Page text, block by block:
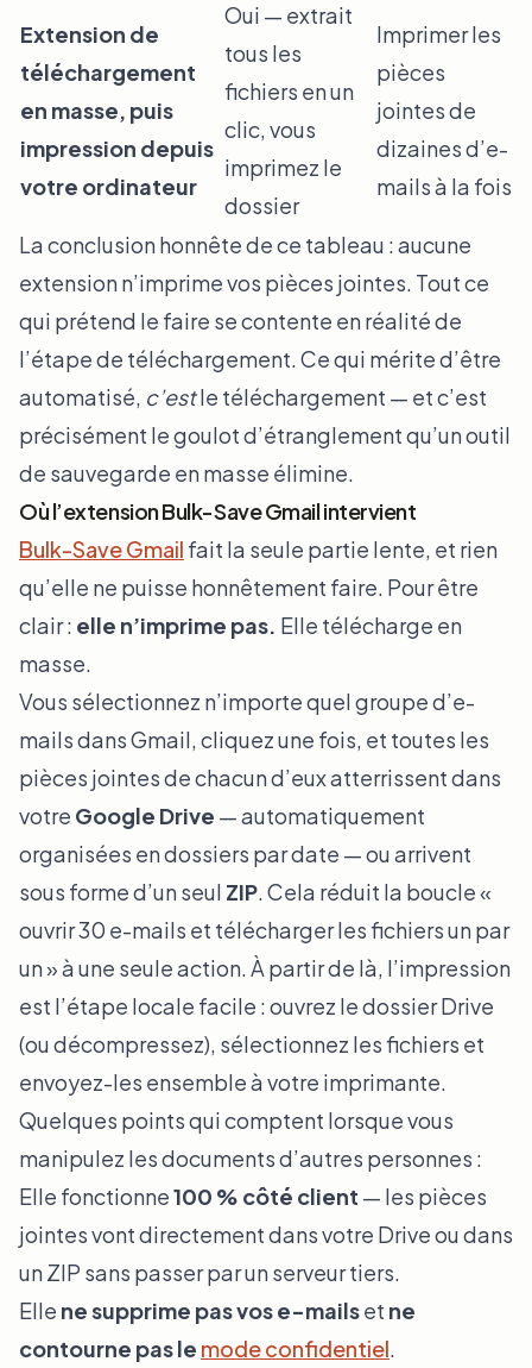
Extension de
téléchargement
en masse, puis
impression depuis
votre ordinateur
Oui — extrait
tous les
fichiers en un
clic, vous
imprimez le
dossier
Imprimer les
pièces
jointes de
dizaines d’e-
mails à la fois
La conclusion honnête de ce tableau : aucune
extension n’imprime vos pièces jointes. Tout ce
qui prétend le faire se contente en réalité de
l’étape de téléchargement. Ce qui mérite d’être
automatisé, c’estle téléchargement — et c’est
précisément le goulot d’étranglement qu’un outil
de sauvegarde en masse élimine.
Où l’extension Bulk-Save Gmail intervient
Bulk-Save Gmail fait la seule partie lente, et rien
qu’elle ne puisse honnêtement faire. Pour être
clair : elle n’imprime pas. Elle télécharge en
masse.
Vous sélectionnez n’importe quel groupe d’e-
mails dans Gmail, cliquez une fois, et toutes les
pièces jointes de chacun d’eux atterrissent dans
votre Google Drive — automatiquement
organisées en dossiers par date — ou arrivent
sous forme d’un seul ZIP. Cela réduit la boucle «
ouvrir 30 e-mails et télécharger les fichiers un par
un » à une seule action. À partir de là, l’impression
est l’étape locale facile : ouvrez le dossier Drive
(ou décompressez), sélectionnez les fichiers et
envoyez-les ensemble à votre imprimante.
Quelques points qui comptent lorsque vous
manipulez les documents d’autres personnes :
Elle fonctionne100 % côté client — les pièces
jointes vont directement dans votre Drive ou dans
un ZIP sans passer par un serveur tiers.
Elle ne supprime pas vos e-mailset ne
contourne pas le mode confidentiel.